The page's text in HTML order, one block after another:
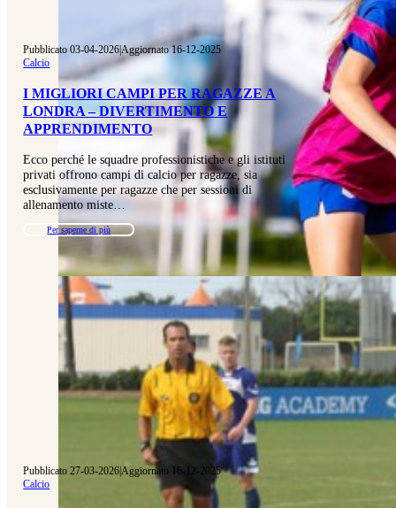
Pubblicato 03-04-2026|Aggiornato 16-12-2025
Calcio
I MIGLIORI CAMPI PER RAGAZZE A
LONDRA – DIVERTIMENTO E
APPRENDIMENTO
Ecco perché le squadre professionistiche e gli istituti
privati offrono campi di calcio per ragazze, sia
esclusivamente per ragazze che per sessioni di
allenamento miste…
Per saperne di più
Pubblicato 27-03-2026|Aggiornato 16-12-2025
Calcio